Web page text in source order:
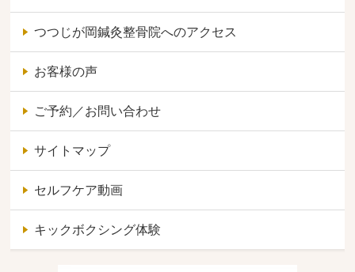
つつじが岡鍼灸整骨院へのアクセス
お客様の声
ご予約／お問い合わせ
サイトマップ
セルフケア動画
キックボクシング体験